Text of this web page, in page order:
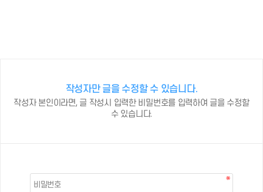
작성자만 글을 수정할 수 있습니다.
작성자 본인이라면, 글 작성시 입력한 비밀번호를 입력하여 글을 수정할
수 있습니다.